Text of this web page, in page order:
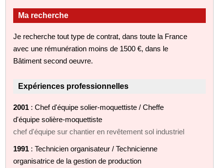
Ma recherche
Je recherche tout type de contrat, dans toute la France
avec une rémunération moins de 1500 €, dans le
Bâtiment second oeuvre.
Expériences professionnelles
2001 : Chef d'équipe solier-moquettiste / Cheffe
d'équipe solière-moquettiste
chef d'équipe sur chantier en revêtement sol industriel
1991 : Technicien organisateur / Technicienne
organisatrice de la gestion de production